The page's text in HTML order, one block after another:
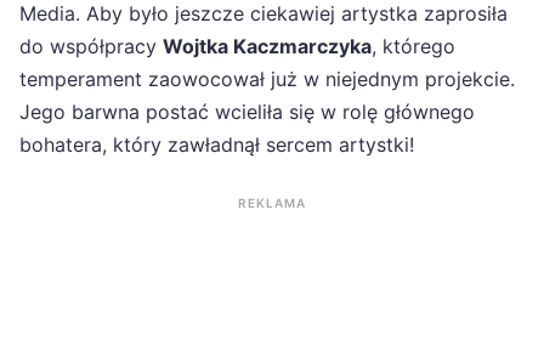
Media. Aby było jeszcze ciekawiej artystka zaprosiła
do współpracy Wojtka Kaczmarczyka, którego
temperament zaowocował już w niejednym projekcie.
Jego barwna postać wcieliła się w rolę głównego
bohatera, który zawładnął sercem artystki!
REKLAMA